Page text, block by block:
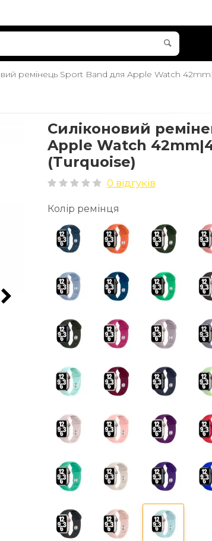
ремінець Sport Band для Apple Watch
Силіконовий
Apple Watch
(Turquoise)
0 відгуків
Колір ремінця